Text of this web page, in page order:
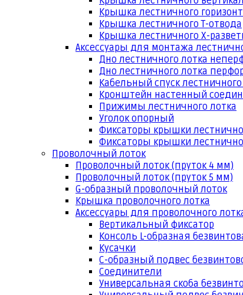
Крышка лестничного
Крышка лестничного Т-отвода
Крышка лестничного Х-
Аксессуары для монтажа
Дно лестничного лотка
Дно лестничного лотка
Кабельный спуск лестничного
Кронштейн настенный
Прижимы лестничного лотка
Уголок опорный
Фиксаторы крышки
Фиксаторы крышки
Проволочный лоток
Проволочный лоток (пруток 4 мм)
Проволочный лоток (пруток 5 мм)
G-образный проволочный лоток
Крышка проволочного лотка
Аксессуары для проволочного
Вертикальный фиксатор
Консоль L-образная
Кусачки
С-образный подвес
Соединители
Универсальная скоба